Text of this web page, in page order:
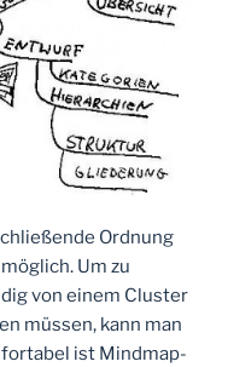
Ordnung
Um zu
von einem Cluster
müssen, kann man
ist Mindmap-